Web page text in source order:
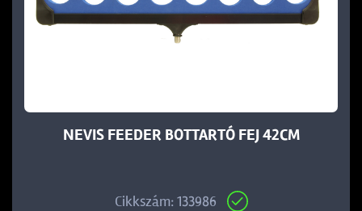
NEVIS FEEDER BOTTARTÓ FEJ 42CM
Cikkszám: 133986